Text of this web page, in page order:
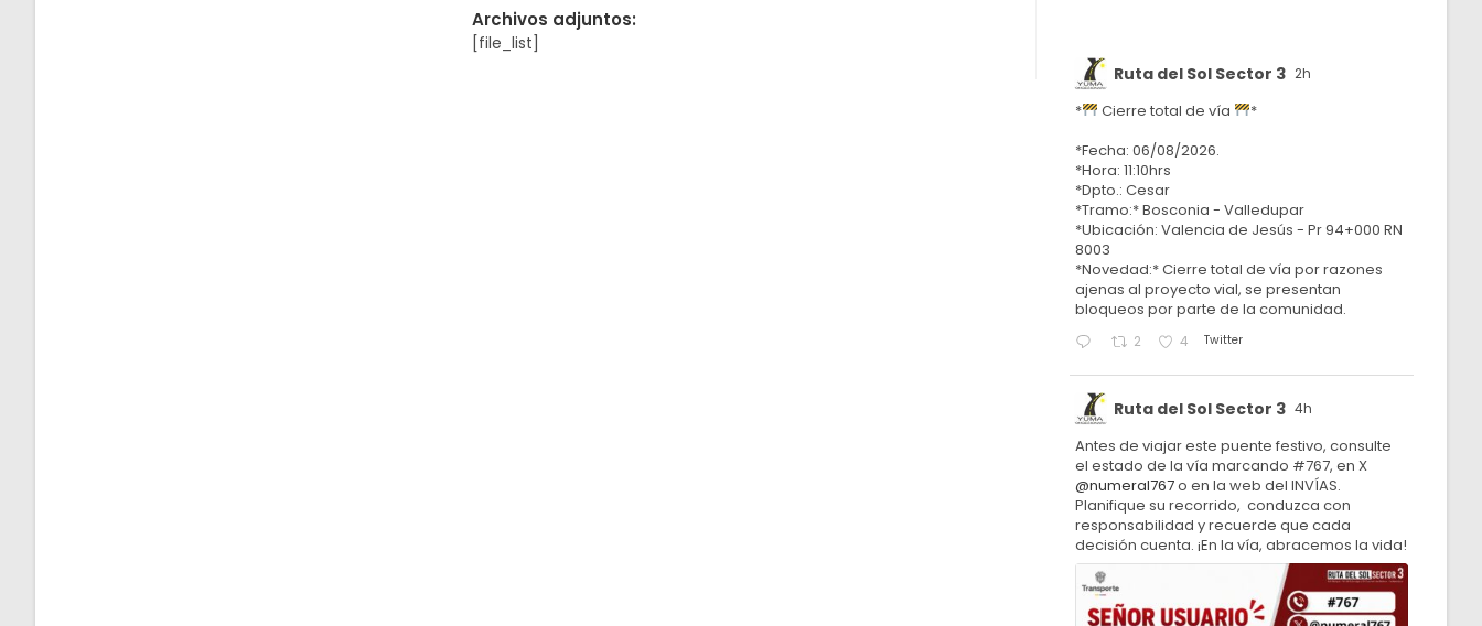
Archivos adjuntos:
[file_list]
Ruta del Sol Sector 3 2h
* Cierre total de vía
*
*Fecha: 06/08/2026.
*Hora: 11:10hrs
*Dpto.: Cesar
*Tramo:* Bosconia - Valledupar
*Ubicación: Valencia de Jesús - Pr 94+000 RN
8003
*Novedad:* Cierre total de vía por razones
ajenas al proyecto vial, se presentan
bloqueos por parte de la comunidad.
2 4 Twitter
Ruta del Sol Sector 3 4h
Antes de viajar este puente festivo, consulte
el estado de la vía marcando #767, en X
@numeral767o en la web del INVÍAS.
Planifique su recorrido, conduzca con
responsabilidad y recuerde que cada
decisión cuenta. ¡En la vía, abracemos la vida!